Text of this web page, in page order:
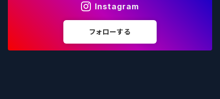
ウェストコーストブルーイング -WCB
Brewski ブリュースキー
Buxton - バクストン
Isthmus イスムス
Electric Bicycle エレクトリックバイシクル
Tucher トゥーハー
Instagram
フォローする